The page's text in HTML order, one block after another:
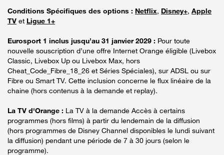
Conditions Spécifiques des options : Netflix, Disney+, Apple
TV et Ligue 1+
Eurosport 1 inclus jusqu’au 31 janvier 2029 : Pour toute
nouvelle souscription d’une offre Internet Orange éligible (Livebox
Classic, Livebox Up ou Livebox Max, hors
Cheat_Code_Fibre_18_26 et Séries Spéciales), sur ADSL ou sur
Fibre ou Smart TV. Cette inclusion concerne le flux linéaire de la
chaine (hors contenus à la demande et replay).
La TV d'Orange : La TV à la demande Accès à certains
programmes (hors films) à partir du lendemain de la diffusion
(hors programmes de Disney Channel disponibles le lundi suivant
la diffusion) pendant une période de 7 à 30 jours (selon le
programme).